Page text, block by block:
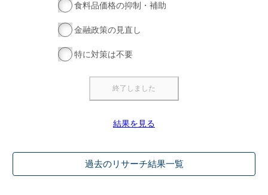
食料品価格の抑制・補助
金融政策の見直し
特に対策は不要
結果を見る
過去のリサーチ結果一覧